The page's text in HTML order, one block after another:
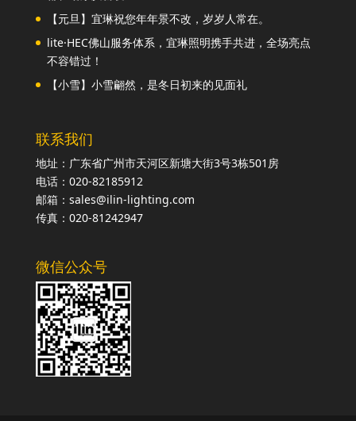
【元旦】宜琳祝您年年景不改，岁岁人常在。
lite·HEC佛山服务体系，宜琳照明携手共进，全场亮点
不容错过！
【小雪】小雪翩然，是冬日初来的见面礼
联系我们
地址：广东省广州市天河区新塘大街3号3栋501房
电话：020-82185912
邮箱：sales@ilin-lighting.com
传真：020-81242947
微信公众号